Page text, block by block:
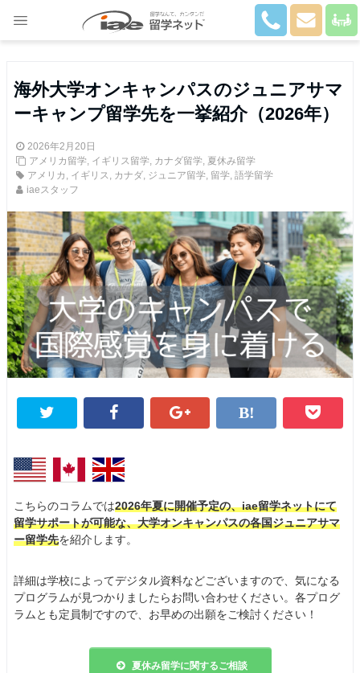
海外大学オンキャンパスのジュニアサマ
ーキャンプ留学先を一挙紹介（2026年）
2026年2月20日
アメリカ留学, イギリス留学, カナダ留学, 夏休み留学
アメリカ , イギリス, カナダ, ジュニア留学, 留学, 語学留学
iaeスタッフ
こちらのコラムでは2026年夏に開催予定の、iae留学ネットにて
留学サポートが可能な、大学オンキャンパスの各国ジュニアサマ
ー留学先を紹介します。
詳細は学校によってデジタル資料などございますので、気になる
プログラムが見つかりましたらお問い合わせください。各プログ
ラムとも定員制ですので、お早めの出願をご検討ください！
夏休み留学に関するご相談